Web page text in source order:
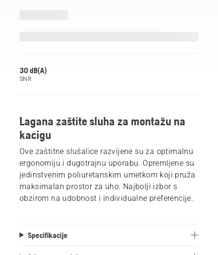
30 dB(A)
SNR
Lagana zaštite sluha za montažu na
kacigu
Ove zaštitne slušalice razvijene su za optimalnu
ergonomiju i dugotrajnu uporabu. Opremljene su
jedinstvenim poliuretanskim umetkom koji pruža
maksimalan prostor za uho. Najbolji izbor s
obzirom na udobnost i individualne preferencije.
Specifikacije